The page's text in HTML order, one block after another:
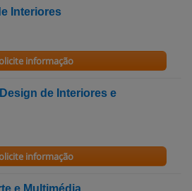
Interiores
informação
de Interiores e
informação
e Multimédia